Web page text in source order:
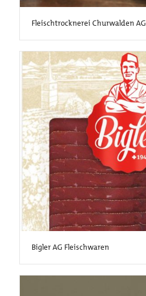
Fleischtrocknerei Churwalden AG
Bigler AG Fleischwaren